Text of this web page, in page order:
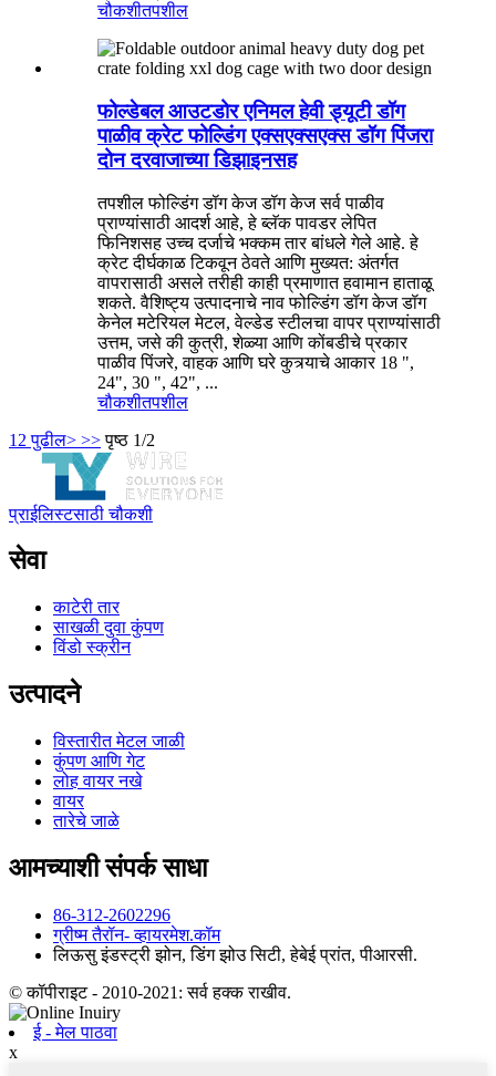
चौकशीतपशील
फोल्डेबल आउटडोर एनिमल हेवी ड्यूटी डॉग
पाळीव क्रेट फोल्डिंग एक्सएक्सएक्स डॉग पिंजरा
दोन दरवाजाच्या डिझाइनसह
तपशील फोल्डिंग डॉग केज डॉग केज सर्व पाळीव
प्राण्यांसाठी आदर्श आहे, हे ब्लॅक पावडर लेपित
फिनिशसह उच्च दर्जाचे भक्कम तार बांधले गेले आहे. हे
क्रेट दीर्घकाळ टिकवून ठेवते आणि मुख्यत: अंतर्गत
वापरासाठी असले तरीही काही प्रमाणात हवामान हाताळू
शकते. वैशिष्ट्य उत्पादनाचे नाव फोल्डिंग डॉग केज डॉग
केनेल मटेरियल मेटल, वेल्डेड स्टीलचा वापर प्राण्यांसाठी
उत्तम, जसे की कुत्री, शेळ्या आणि कोंबडीचे प्रकार
पाळीव पिंजरे, वाहक आणि घरे कुत्र्याचे आकार 18 ",
24", 30 ", 42", ...
चौकशीतपशील
1 2 पुढील> >> पृष्ठ 1/2
प्राईलिस्टसाठी चौकशी
सेवा
काटेरी तार
साखळी दुवा कुंपण
विंडो स्क्रीन
उत्पादने
विस्तारीत मेटल जाळी
कुंपण आणि गेट
लोह वायर नखे
वायर
तारेचे जाळे
आमच्याशी संपर्क साधा
86-312-2602296
ग्रीष्म ‍तैरॉन- व्हायरमेश.कॉम
लिऊसु इंडस्ट्री झोन, डिंग झोउ सिटी, हेबेई प्रांत, पीआरसी.
© कॉपीराइट - 2010-2021: सर्व हक्क राखीव.
ई - मेल पाठवा
x